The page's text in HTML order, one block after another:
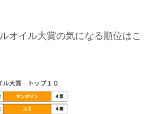
オイル大賞の気になる順位はこ